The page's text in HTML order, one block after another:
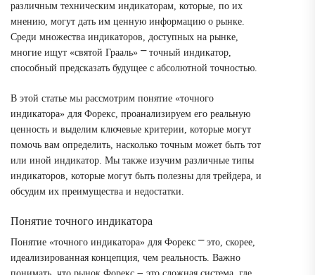
различным техническим индикаторам, которые, по их
мнению, могут дать им ценную информацию о рынке.
Среди множества индикаторов, доступных на рынке,
многие ищут «святой Грааль» ⎻ точный индикатор,
способный предсказать будущее с абсолютной точностью.
В этой статье мы рассмотрим понятие «точного
индикатора» для Форекс, проанализируем его реальную
ценность и выделим ключевые критерии, которые могут
помочь вам определить, насколько точным может быть тот
или иной индикатор. Мы также изучим различные типы
индикаторов, которые могут быть полезны для трейдера, и
обсудим их преимущества и недостатки.
Понятие точного индикатора
Понятие «точного индикатора» для Форекс ⎻ это, скорее,
идеализированная концепция, чем реальность. Важно